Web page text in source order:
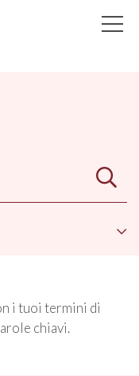
i tuoi termini di
chiavi.